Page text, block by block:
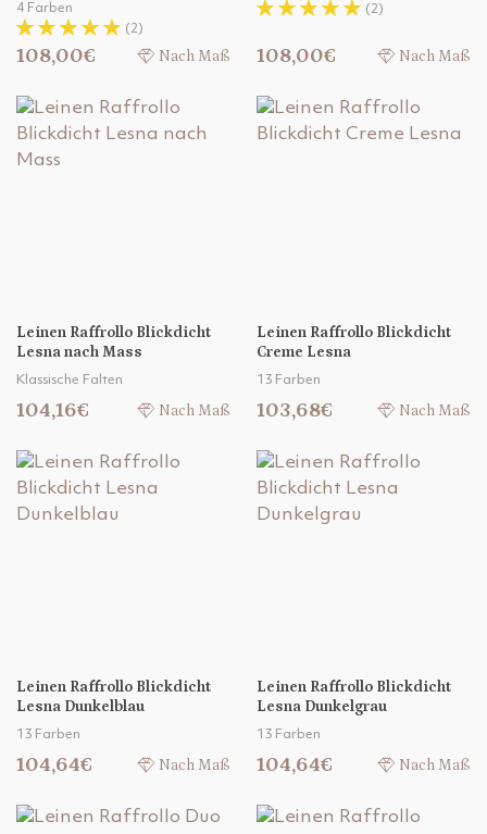
4 Farben
(2)
108,00€ Nach Maß
(2)
108,00€ Nach Maß
Leinen Raffrollo Blickdicht
Lesna nach Mass
Klassische Falten
104,16€ Nach Maß
Leinen Raffrollo Blickdicht
Creme Lesna
13 Farben
103,68€ Nach Maß
Leinen Raffrollo Blickdicht
Lesna Dunkelblau
13 Farben
104,64€ Nach Maß
Leinen Raffrollo Blickdicht
Lesna Dunkelgrau
13 Farben
104,64€ Nach Maß